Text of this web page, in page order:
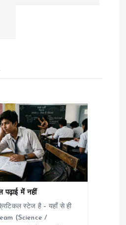
पढ़ाई में नहीं
स्टेज है – यहाँ से ही
(Science /